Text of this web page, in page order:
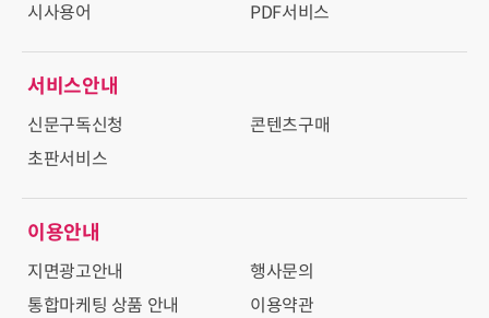
시사용어
PDF서비스
서비스안내
신문구독신청
콘텐츠구매
초판서비스
이용안내
지면광고안내
행사문의
통합마케팅 상품 안내
이용약관